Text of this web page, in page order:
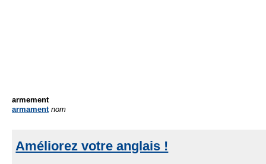
armement
armament nom